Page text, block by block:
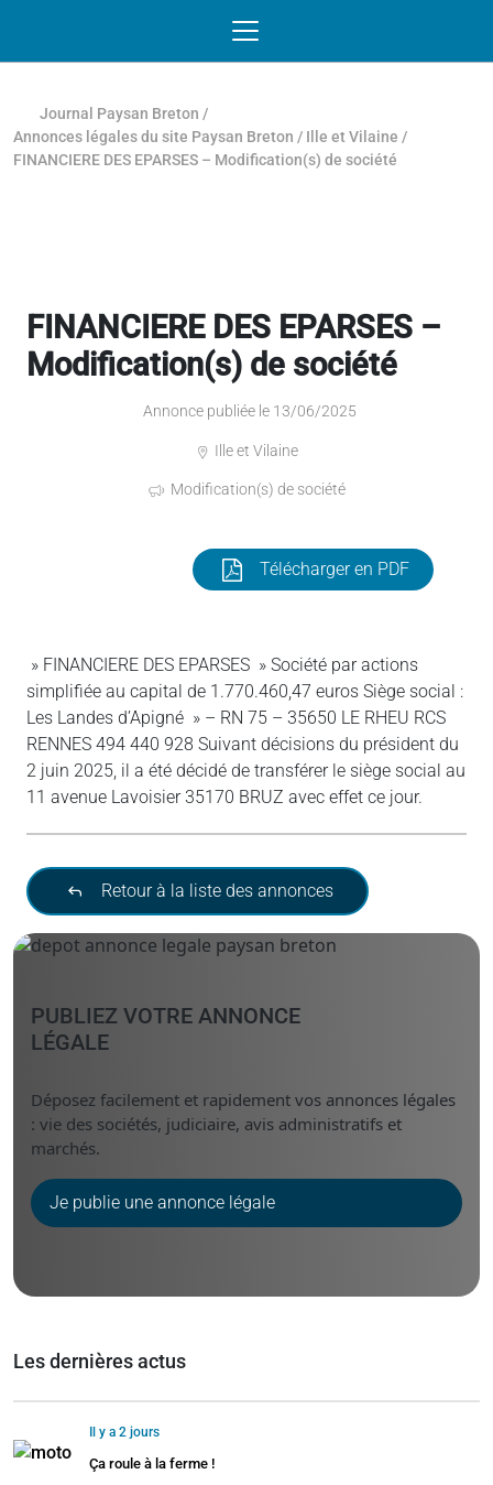
Journal Paysan Breton /
Annonces légales du site Paysan Breton / Ille et Vilaine /
FINANCIERE DES EPARSES – Modification(s) de société
FINANCIERE DES EPARSES –
Modification(s) de société
Annonce publiée le 13/06/2025
Ille et Vilaine
Modification(s) de société
Télécharger en PDF
» FINANCIERE DES EPARSES » Société par actions
simplifiée au capital de 1.770.460,47 euros Siège social :
Les Landes d’Apigné » – RN 75 – 35650 LE RHEU RCS
RENNES 494 440 928 Suivant décisions du président du
2 juin 2025, il a été décidé de transférer le siège social au
11 avenue Lavoisier 35170 BRUZ avec effet ce jour.
Retour à la liste des annonces
PUBLIEZ VOTRE ANNONCE
LÉGALE
Déposez facilement et rapidement vos annonces légales
: vie des sociétés, judiciaire, avis administratifs et
marchés.
Je publie une annonce légale
Les dernières actus
Il y a 2 jours
Ça roule à la ferme !